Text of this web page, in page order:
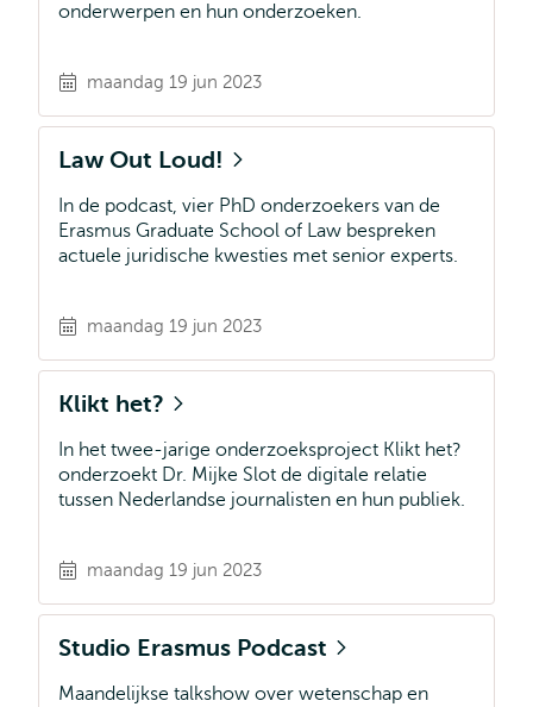
onderwerpen en hun onderzoeken.
maandag 19 jun 2023
Law Out Loud!
In de podcast, vier PhD onderzoekers van de
Erasmus Graduate School of Law bespreken
actuele juridische kwesties met senior experts.
maandag 19 jun 2023
Klikt het?
In het twee-jarige onderzoeksproject Klikt het?
onderzoekt Dr. Mijke Slot de digitale relatie
tussen Nederlandse journalisten en hun publiek.
maandag 19 jun 2023
Studio Erasmus Podcast
Maandelijkse talkshow over wetenschap en